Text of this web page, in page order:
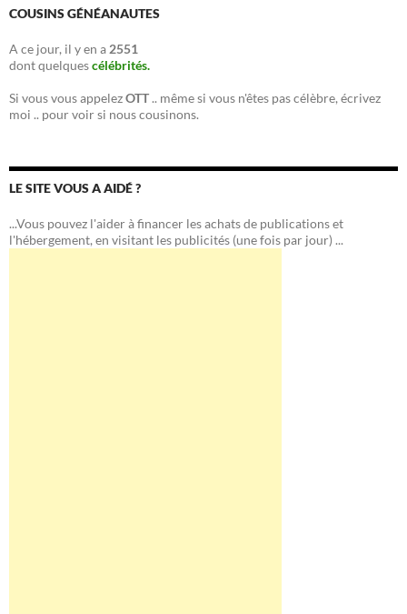
COUSINS GÉNÉANAUTES
A ce jour, il y en a 2551
dont quelquescélébrités.
Si vous vous appelezOTT.. même si vous n'êtes pas célèbre, écrivez
moi .. pour voir si nous cousinons.
LE SITE VOUS A AIDÉ ?
...Vous pouvez l'aider à financer les achats de publications et
l'hébergement, en visitant les publicités (une fois par jour) ...